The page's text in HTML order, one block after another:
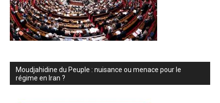
Moudjahidine du Peuple : nuisance ou menace pour le
régime en Iran ?